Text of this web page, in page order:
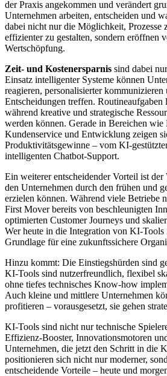
der Praxis angekommen und verändert
Unternehmen arbeiten, entscheiden und
dabei nicht nur die Möglichkeit, Prozesse
effizienter zu gestalten, sondern eröffnen
Wertschöpfung.
Zeit- und Kostenersparnis sind dabei
Einsatz intelligenter Systeme können
reagieren, personalisierter kommunizieren
Entscheidungen treffen. Routineaufgaben
während kreative und strategische
werden können. Gerade in Bereichen
Kundenservice und Entwicklung zeigen
Produktivitätsgewinne – vom KI-
intelligenten Chatbot-Support.
Ein weiterer entscheidender Vorteil ist der
den Unternehmen durch den frühen und
erzielen können. Während viele Betriebe
First Mover bereits von beschleunigten
optimierten Customer Journeys und
Wer heute in die Integration von KI-Tools
Grundlage für eine zukunftssichere
Hinzu kommt: Die Einstiegshürden sind
KI-Tools sind nutzerfreundlich, flexibel
ohne tiefes technisches Know-how
Auch kleine und mittlere Unternehmen
profitieren – vorausgesetzt, sie gehen
KI-Tools sind nicht nur technische
Effizienz-Booster, Innovationsmotoren
Unternehmen, die jetzt den Schritt in die
positionieren sich nicht nur moderner,
entscheidende Vorteile – heute und